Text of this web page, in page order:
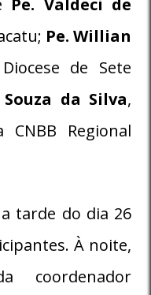
Pe. Willian
de Sete
da Silva,
CNBB Regional
tarde do dia 26
À noite,
coordenador